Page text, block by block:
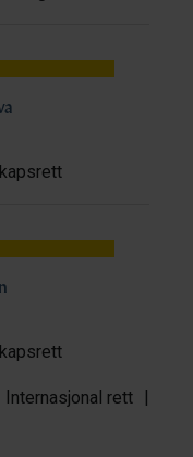
Internasjonal rett |